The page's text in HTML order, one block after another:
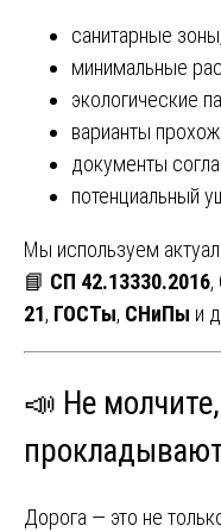
санитарные зоны,
минимальные
экологические
варианты
документы
потенциальный
Мы используем
📘 СП 42.13330.2016,
21, ГОСТы, СНиПы и
📣 Не
Дорога — это не